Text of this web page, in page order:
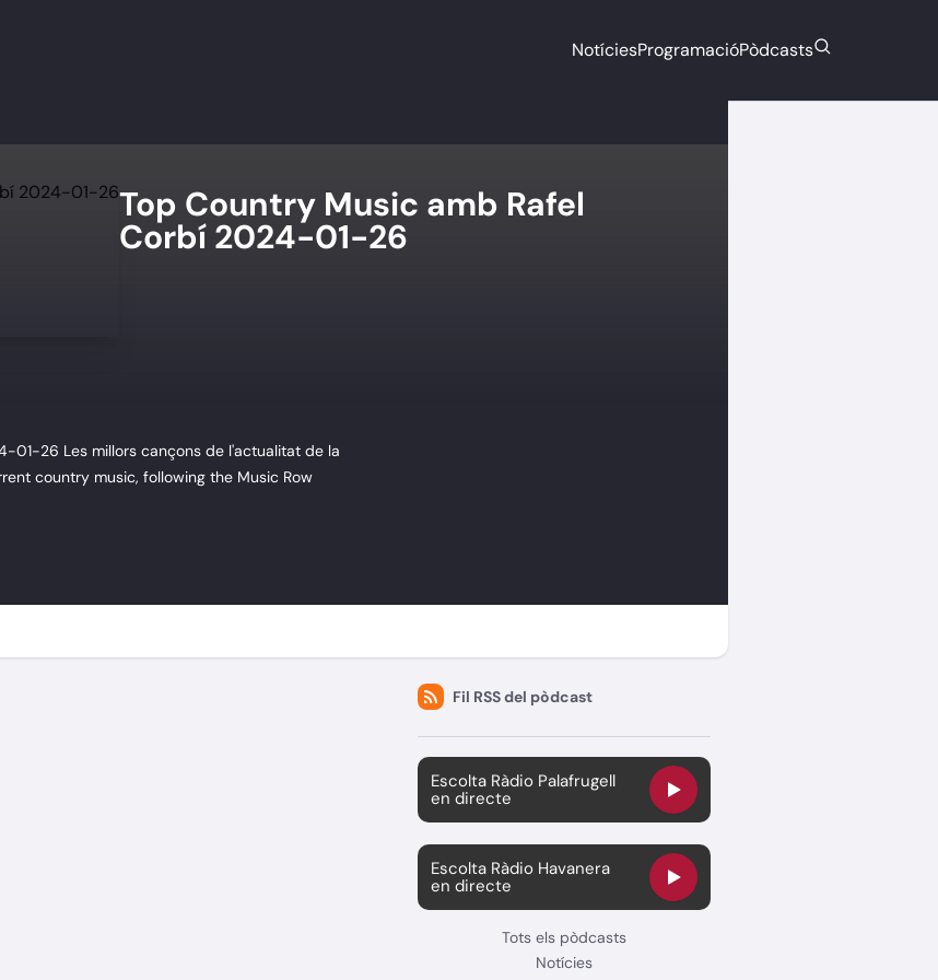
NotíciesProgramacióPòdcasts
Top Country Music amb Rafel
Corbí 2024-01-26
01-26 Les millors cançons de l'actualitat de la
country music, following the Music Row
Fil RSS del pòdcast
Escolta Ràdio Palafrugell
en directe
Escolta Ràdio Havanera
en directe
Tots els pòdcasts
Notícies